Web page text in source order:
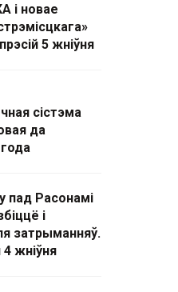
і новае
5 жніўня
сістэма
да
пад Расонамі
і
затрыманняў.
4 жніўня